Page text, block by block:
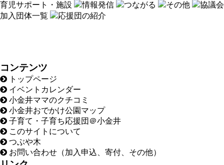
育児サポート・施設
情報発信 つながる その他
協議会
加入団体一覧
応援団の紹介
コンテンツ
トップページ
イベントカレンダー
小金井ママのクチコミ
小金井おでかけ公園マップ
子育て・子育ち応援団＠小金井
このサイトについて
つぶや木
お問い合わせ（加入申込、寄付、その他）